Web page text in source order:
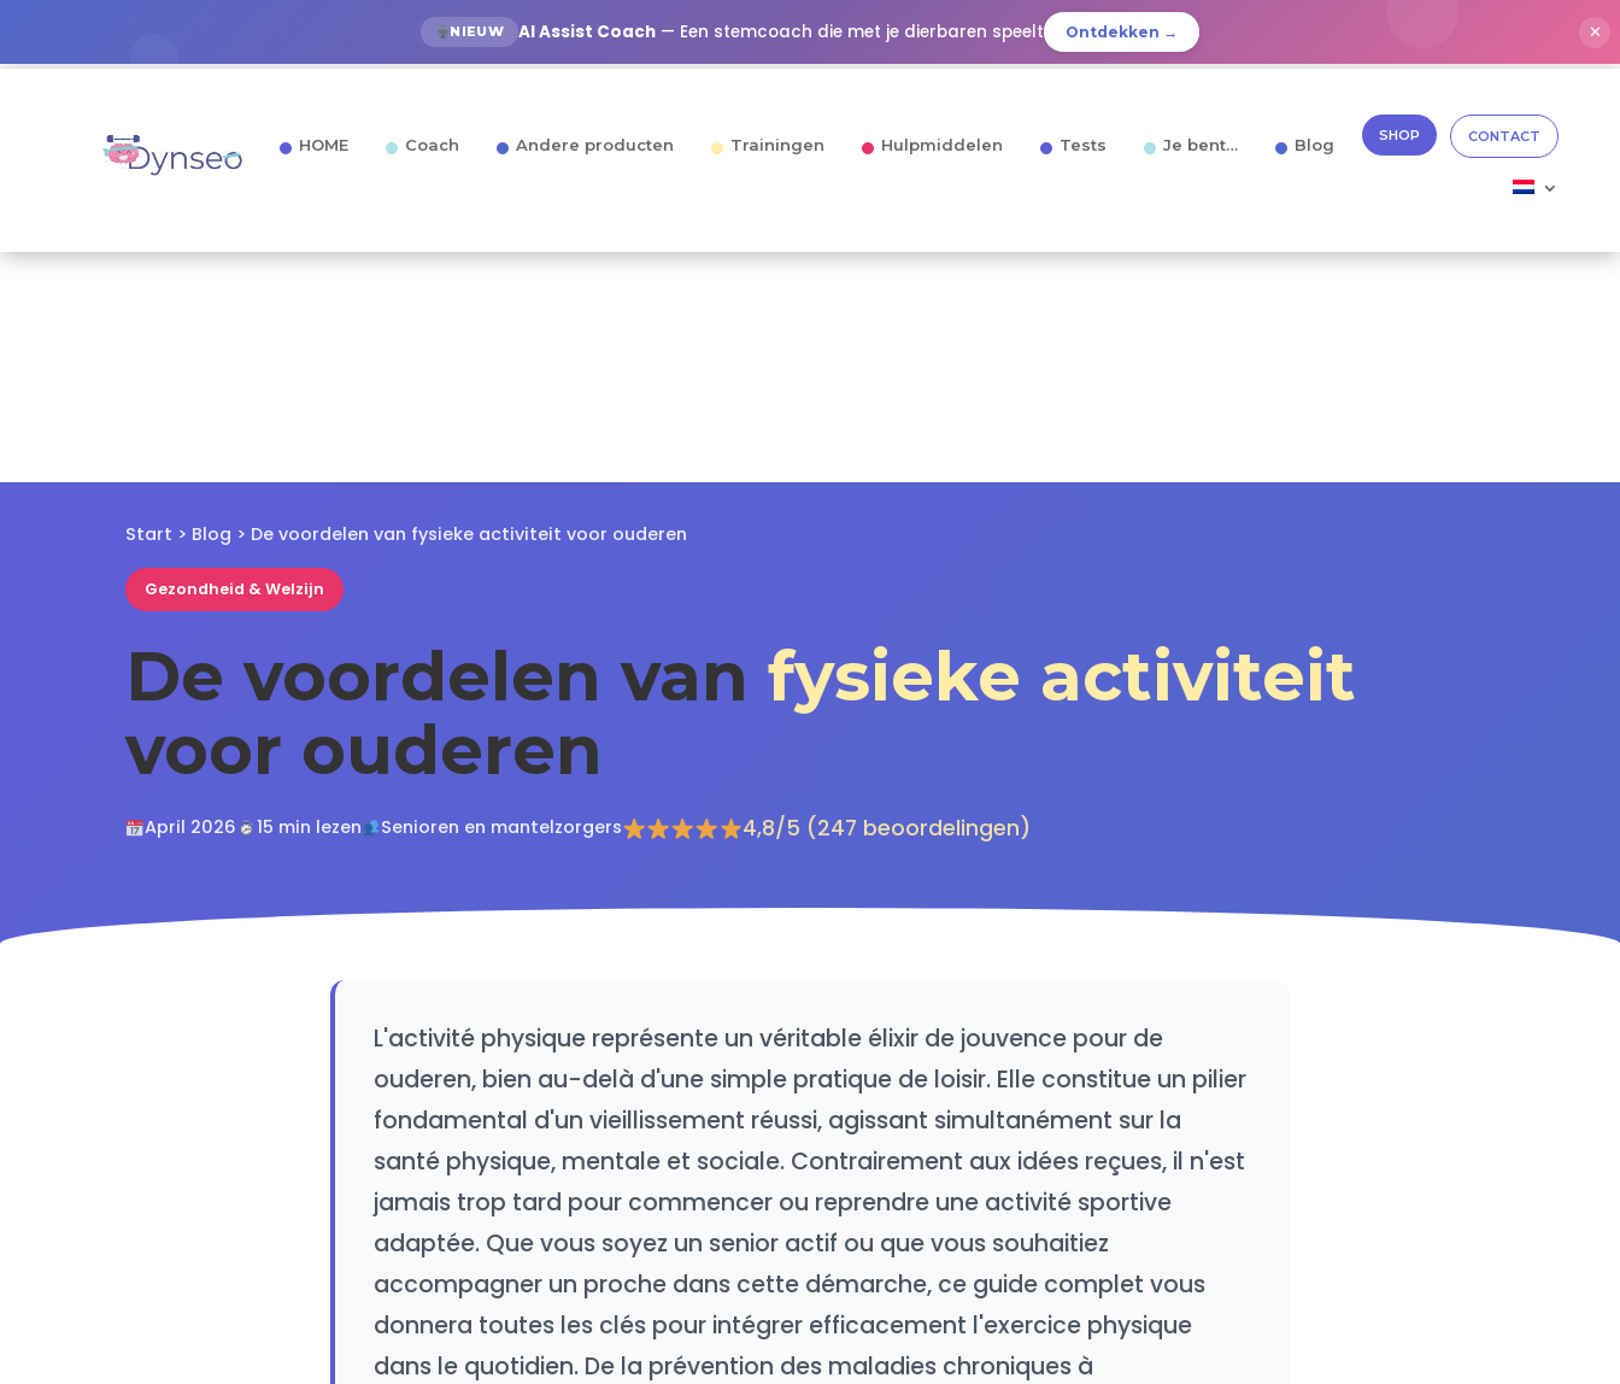
NIEUW AI Assist Coach — Een stemcoach die met je dierbaren speelt Ontdekken → ✕
HOME Coach Andere producten Trainingen Hulpmiddelen Tests Je bent… Blog SHOP CONTACT
Start > Blog > De voordelen van fysieke activiteit voor ouderen
Gezondheid & Welzijn
De voordelen van fysieke activiteit
voor ouderen
April 2026 15 min lezen Senioren en mantelzorgers 4,8/5 (247 beoordelingen)
L'activité physique représente un véritable élixir de jouvence pour de
ouderen, bien au-delà d'une simple pratique de loisir. Elle constitue un pilier
fondamental d'un vieillissement réussi, agissant simultanément sur la
santé physique, mentale et sociale. Contrairement aux idées reçues, il n'est
jamais trop tard pour commencer ou reprendre une activité sportive
adaptée. Que vous soyez un senior actif ou que vous souhaitiez
accompagner un proche dans cette démarche, ce guide complet vous
donnera toutes les clés pour intégrer efficacement l'exercice physique
dans le quotidien. De la prévention des maladies chroniques à